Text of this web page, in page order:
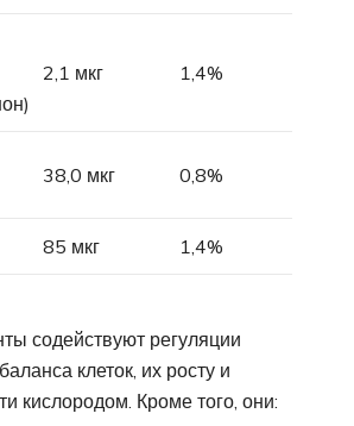
2,1 мкг 1,4%
38,0 мкг 0,8%
85 мкг 1,4%
содействуют регуляции
клеток, их росту и
кислородом. Кроме того, они: